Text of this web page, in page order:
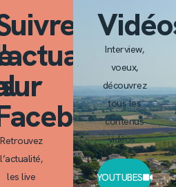
sur
Retrouvez
l’actualité,
les live
Interview,
voeux,
découvrez
tous les
contenus
vidéos…
YOUTUBES